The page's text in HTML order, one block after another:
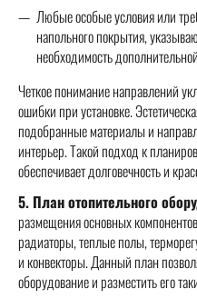
Любые особые условия или
напольного покрытия,
необходимость
Четкое понимание направлений
ошибки при установке.
подобранные материалы и
интерьер. Такой подход к
обеспечивает долговечность и
5. План отопительного
размещения основных
радиаторы, теплые полы,
и конвекторы. Данный план
оборудование и разместить его